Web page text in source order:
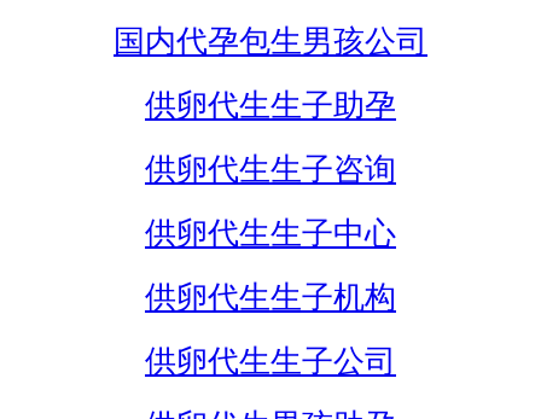
国内代孕包生男孩公司
供卵代生生子助孕
供卵代生生子咨询
供卵代生生子中心
供卵代生生子机构
供卵代生生子公司